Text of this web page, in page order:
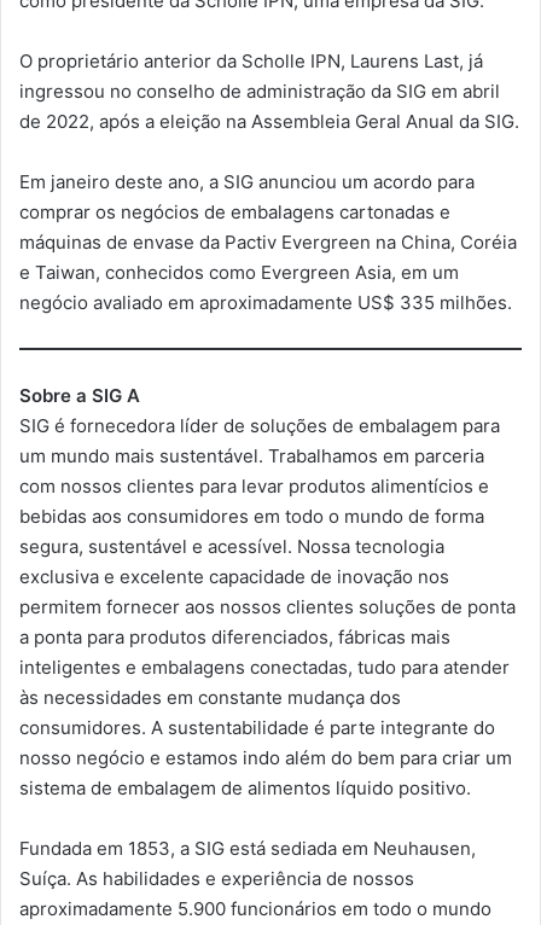
O proprietário anterior da Scholle IPN, Laurens Last, já
ingressou no conselho de administração da SIG em abril
de 2022, após a eleição na Assembleia Geral Anual da SIG.
Em janeiro deste ano, a SIG anunciou um acordo para
comprar os negócios de embalagens cartonadas e
máquinas de envase da Pactiv Evergreen na China, Coréia
e Taiwan, conhecidos como Evergreen Asia, em um
negócio avaliado em aproximadamente US$ 335 milhões.
Sobre a SIG A
SIG é fornecedora líder de soluções de embalagem para
um mundo mais sustentável. Trabalhamos em parceria
com nossos clientes para levar produtos alimentícios e
bebidas aos consumidores em todo o mundo de forma
segura, sustentável e acessível. Nossa tecnologia
exclusiva e excelente capacidade de inovação nos
permitem fornecer aos nossos clientes soluções de ponta
a ponta para produtos diferenciados, fábricas mais
inteligentes e embalagens conectadas, tudo para atender
às necessidades em constante mudança dos
consumidores. A sustentabilidade é parte integrante do
nosso negócio e estamos indo além do bem para criar um
sistema de embalagem de alimentos líquido positivo.
Fundada em 1853, a SIG está sediada em Neuhausen,
Suíça. As habilidades e experiência de nossos
aproximadamente 5.900 funcionários em todo o mundo